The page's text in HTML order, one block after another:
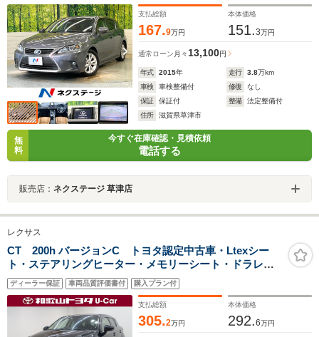
ー
支払総額
167.9万円
本体価格
151.3万円
通常ローン 月々13,100円
年式 2015年 走行 3.8万km
車検
車検整備付 修復
なし
保証
保証付 整備
法定整備付
住所
滋賀県草津市
無
料
今すぐ在庫確認・見積依頼
電話する
販売店： ネクステージ 草津店
レクサス
CT 200h バージョンC トヨタ認定中古車・Ltexシー
ト・ステアリングヒーター・メモリーシート・ドラレ
コ・LSS・レーダークルーズ
ディーラー保証 車両品質評価書付 購入プラン付
支払総額
305.2万円
本体価格
292.6万円